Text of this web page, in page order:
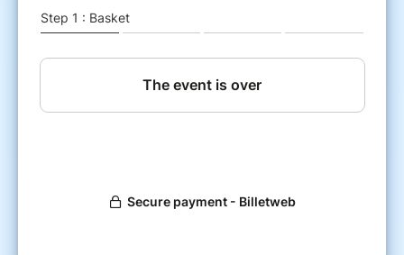
Carte
:https://maps.app.goo.gl/oAYaL16GRApu7UXf6